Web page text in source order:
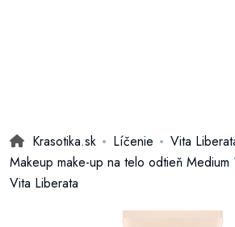
Krasotika.sk Líčenie
Vita
Makeup make-up na telo odtieň
Vita Liberata